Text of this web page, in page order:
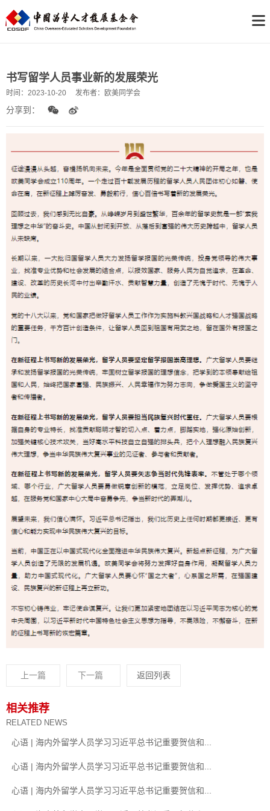
书写留学人员事业新的发展荣光
时间： 2023-10-20 发布者： 欧美同学会
分享到：
上一篇 下一篇 返回列表
相关推荐
RELATED NEWS
心语 | 海内外留学人员学习习近平总书记重要贺信和...
心语 | 海内外留学人员学习习近平总书记重要贺信和...
心语 | 海内外留学人员学习习近平总书记重要贺信和...